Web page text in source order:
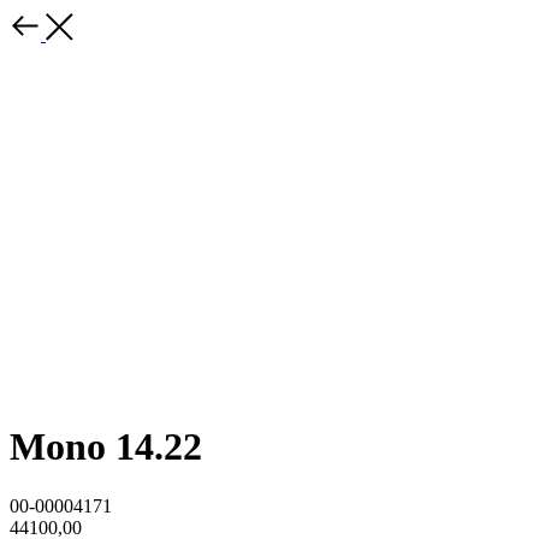
Mono 14.22
00-00004171
44100,00